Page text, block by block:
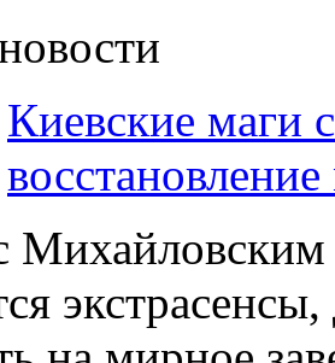
Киевские маги
Михайловским